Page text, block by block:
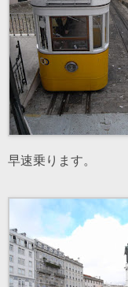
早速乗ります。